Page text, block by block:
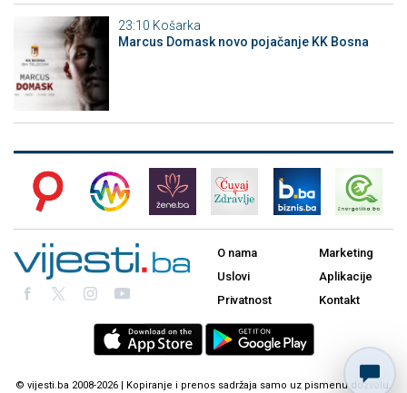
23:10 Košarka
Marcus Domask novo pojačanje KK Bosna
O nama
Uslovi
Privatnost
Marketing
Aplikacije
Kontakt
© vijesti.ba 2008-2026 | Kopiranje i prenos sadržaja samo uz pismenu dozvolu.